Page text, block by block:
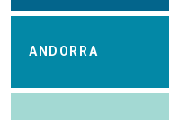
ANDORRA